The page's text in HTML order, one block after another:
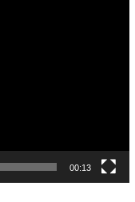
00:13